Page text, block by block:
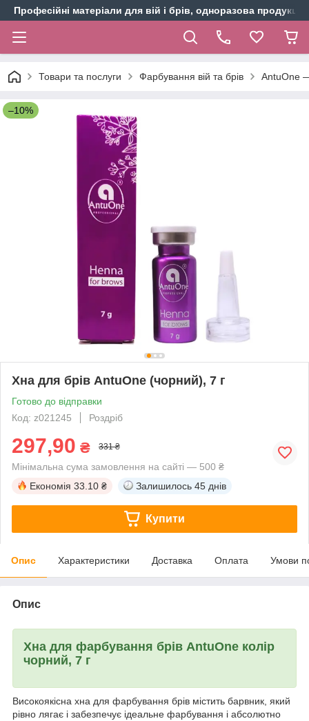
Професійні матеріали для вій і брів, одноразова продукція
Товари та послуги Фарбування вій та брів AntuOne
–10%
Хна для брів AntuOne (чорний), 7 г
Готово до відправки
Код: z021245
Роздріб
297,90 ₴ 331 ₴
Мінімальна сума замовлення на сайті — 500 ₴
Економія 33.10 ₴ Залишилось 45 днів
Купити
Опис Характеристики Доставка Оплата Умови
Опис
Хна для фарбування брів AntuOne колір
чорний, 7 г
Високоякісна хна для фарбування брів містить барвник, який
рівно лягає і забезпечує ідеальне фарбування і абсолютно